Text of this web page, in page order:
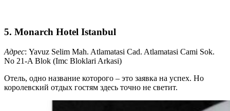
5. Monarch Hotel Istanbul
Адрес: Yavuz Selim Mah. Atlamatasi Cad. Atlamatasi Cami Sok.
No 21-A Blok (Imc Bloklari Arkasi)
Отель, одно название которого – это заявка на успех. Но
королевский отдых гостям здесь точно не светит.